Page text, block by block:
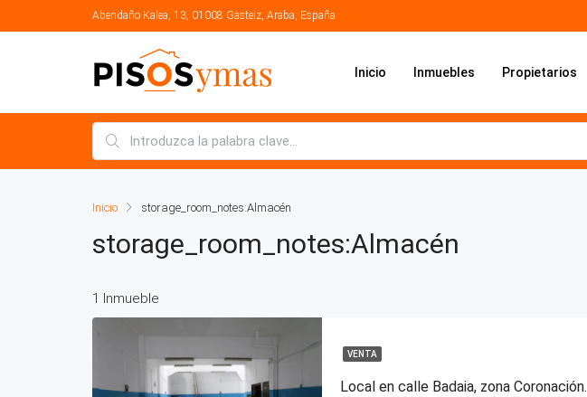
Abendaño Kalea, 13, 01008 Gasteiz, Araba, España
Inicio Inmuebles Propietarios
Inicio storage_room_notes:Almacén
storage_room_notes:Almacén
1 Inmueble
VENTA
Local en calle Badaia, zona Coronación.